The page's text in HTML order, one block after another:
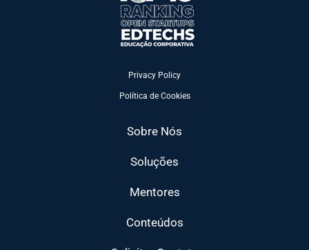
Privacy Policy
Política de Cookies
Sobre Nós
Soluções
Mentores
Conteúdos